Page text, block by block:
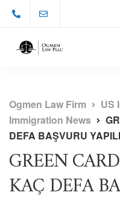
Ogmen Law Firm US
Immigration News
DEFA BAŞVURU
GREEN
KAÇ DEFA